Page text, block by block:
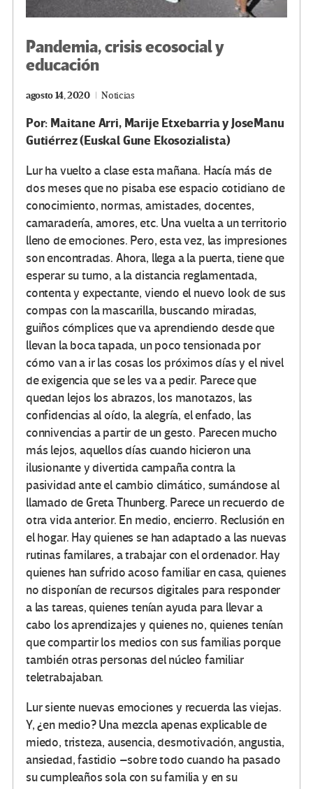
Pandemia, crisis ecosocial y
educación
agosto 14, 2020 Noticias
Por: Maitane Arri, Marije Etxebarria y JoseManu
Gutiérrez (Euskal Gune Ekosozialista)
Lur ha vuelto a clase esta mañana. Hacía más de
dos meses que no pisaba ese espacio cotidiano de
conocimiento, normas, amistades, docentes,
camaradería, amores, etc. Una vuelta a un territorio
lleno de emociones. Pero, esta vez, las impresiones
son encontradas. Ahora, llega a la puerta, tiene que
esperar su turno, a la distancia reglamentada,
contenta y expectante, viendo el nuevo look de sus
compas con la mascarilla, buscando miradas,
guiños cómplices que va aprendiendo desde que
llevan la boca tapada, un poco tensionada por
cómo van a ir las cosas los próximos días y el nivel
de exigencia que se les va a pedir. Parece que
quedan lejos los abrazos, los manotazos, las
confidencias al oído, la alegría, el enfado, las
connivencias a partir de un gesto. Parecen mucho
más lejos, aquellos días cuando hicieron una
ilusionante y divertida campaña contra la
pasividad ante el cambio climático, sumándose al
llamado de Greta Thunberg. Parece un recuerdo de
otra vida anterior. En medio, encierro. Reclusión en
el hogar. Hay quienes se han adaptado a las nuevas
rutinas familares, a trabajar con el ordenador. Hay
quienes han sufrido acoso familiar en casa, quienes
no disponían de recursos digitales para responder
a las tareas, quienes tenían ayuda para llevar a
cabo los aprendizajes y quienes no, quienes tenían
que compartir los medios con sus familias porque
también otras personas del núcleo familiar
teletrabajaban.
Lur siente nuevas emociones y recuerda las viejas.
Y, ¿en medio? Una mezcla apenas explicable de
miedo, tristeza, ausencia, desmotivación, angustia,
ansiedad, fastidio –sobre todo cuando ha pasado
su cumpleaños sola con su familia y en su